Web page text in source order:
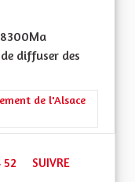
diffuser des
Culture, l'Education et
de l'Alsace
52 52 ABONNÉS
SUIVRE